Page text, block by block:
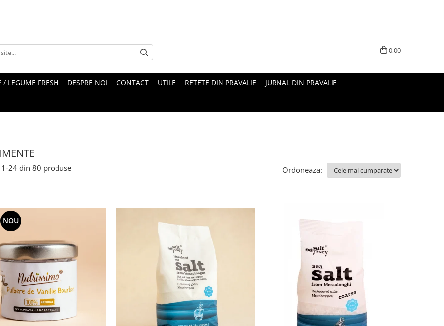
0,00
/ LEGUME FRESH DESPRE NOI CONTACT UTILE RETETE DIN PRAVALIE JURNAL DIN PRAVALIE
1-24 din 80 produse Ordoneaza:
NOU